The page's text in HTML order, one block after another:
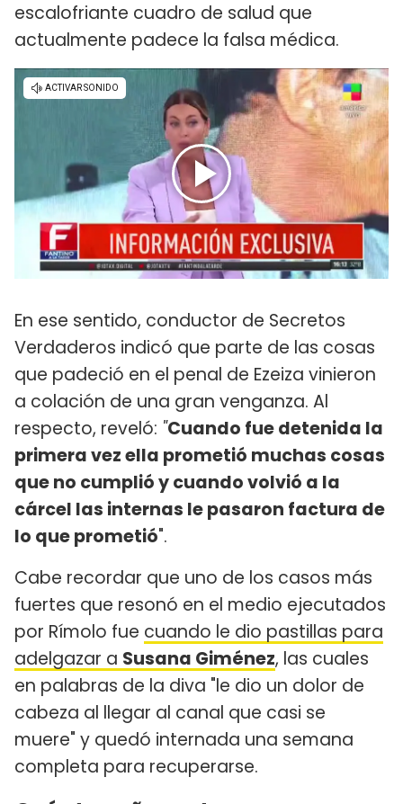
escalofriante cuadro de salud que
actualmente padece la falsa médica.
En ese sentido, conductor de Secretos
Verdaderos indicó que parte de las cosas
que padeció en el penal de Ezeiza vinieron
a colación de una gran venganza. Al
respecto, reveló: "Cuando fue detenida la
primera vez ella prometió muchas cosas
que no cumplió y cuando volvió a la
cárcel las internas le pasaron factura de
lo que prometió".
Cabe recordar que uno de los casos más
fuertes que resonó en el medio ejecutados
por Rímolo fue cuando le dio pastillas para
adelgazar a Susana Giménez, las cuales
en palabras de la diva "le dio un dolor de
cabeza al llegar al canal que casi se
muere" y quedó internada una semana
completa para recuperarse.